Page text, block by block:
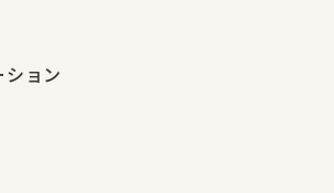
ョン